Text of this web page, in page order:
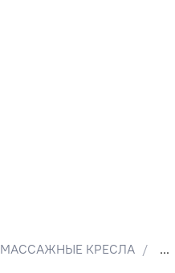
МАССАЖНЫЕ КРЕСЛА ...